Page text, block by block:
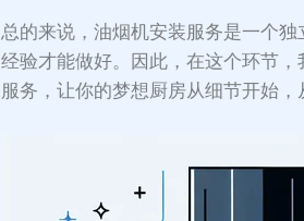
总的来说，油烟机安装服务是一个
经验才能做好。因此，在这个环节
服务，让你的梦想厨房从细节开始，